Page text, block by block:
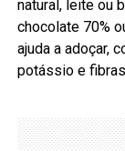
natural, leite ou
chocolate 70%
ajuda a adoçar,
potássio e